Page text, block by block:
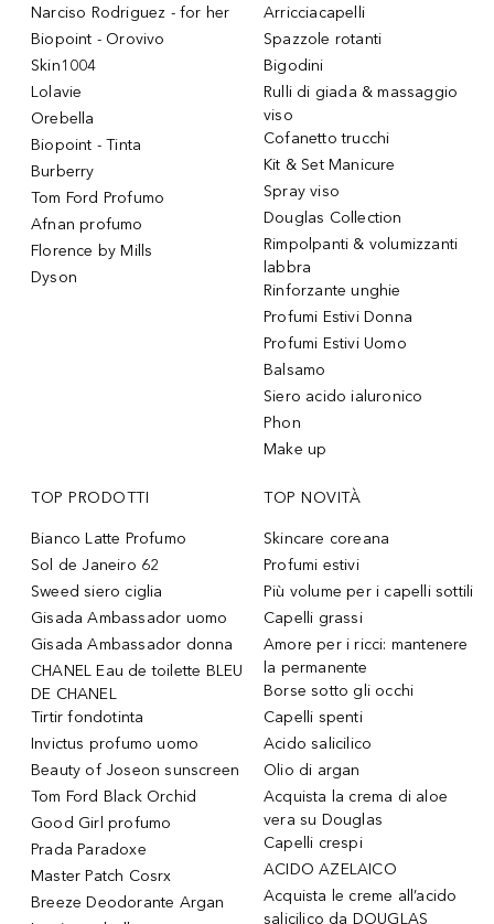
Narciso Rodriguez - for her
Biopoint - Orovivo
Skin1004
Lolavie
Orebella
Biopoint - Tinta
Burberry
Tom Ford Profumo
Afnan profumo
Florence by Mills
Dyson
Arricciacapelli
Spazzole rotanti
Bigodini
Rulli di giada & massaggio
viso
Cofanetto trucchi
Kit & Set Manicure
Spray viso
Douglas Collection
Rimpolpanti & volumizzanti
labbra
Rinforzante unghie
Profumi Estivi Donna
Profumi Estivi Uomo
Balsamo
Siero acido ialuronico
Phon
Make up
TOP PRODOTTI
Bianco Latte Profumo
Sol de Janeiro 62
Sweed siero ciglia
Gisada Ambassador uomo
Gisada Ambassador donna
CHANEL Eau de toilette BLEU
DE CHANEL
Tirtir fondotinta
Invictus profumo uomo
Beauty of Joseon sunscreen
Tom Ford Black Orchid
Good Girl profumo
Prada Paradoxe
Master Patch Cosrx
Breeze Deodorante Argan
TOP NOVITÀ
Skincare coreana
Profumi estivi
Più volume per i capelli sottili
Capelli grassi
Amore per i ricci: mantenere
la permanente
Borse sotto gli occhi
Capelli spenti
Acido salicilico
Olio di argan
Acquista la crema di aloe
vera su Douglas
Capelli crespi
ACIDO AZELAICO
Acquista le creme all’acido
salicilico da DOUGLAS